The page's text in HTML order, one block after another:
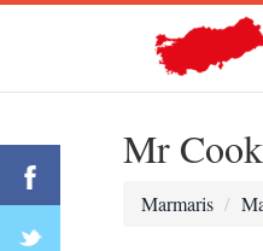
Mr Cook
Marmaris